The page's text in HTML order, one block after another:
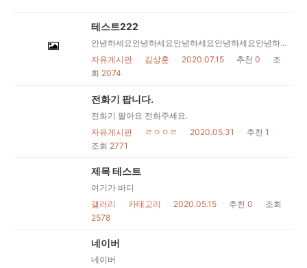
테스트222
안녕하세요안녕하세요안녕하세요안녕하세요안녕하세요안녕하세요안녕하세요안녕하세요안녕하세요안녕하세요안녕하세요안녕하세요안녕하세요안녕하세요안녕하세요안녕하세요안녕하세요안녕하세요안녕하세요안녕하세요안녕하세요안녕하세요안녕하세요안녕하세요안녕하세요안녕하세요안녕하세요안녕하세요안녕하세요안녕하세요안녕하세요안녕하세요안녕하세요안녕하세요안녕하세요안녕하세요안녕하세요안녕하세요안녕하세요안녕하세요안녕하세요안녕하세요안녕하세요안녕하세요안녕하세요안녕하세요안녕하세요안녕하세요안녕하세요안녕하세요안녕하세요안녕하세요안녕하세요안녕하세요안녕하세요안녕하세요안녕하세요안녕하세요안녕하세요안녕하세요안녕하세요안녕하세요안녕하세요안녕하세요
자유게시판
김상훈 2020.07.15 추천 0
조
회 2074
전화기 팝니다.
전화기 팔아요 전화주세요.
자유게시판
ㄹㅇㅇㄹ 2020.05.31 추천 1
조회 2771
제목 테스트
여기가 바디
갤러리
카테고리 2020.05.15 추천 0
조회
2578
네이버
네이버